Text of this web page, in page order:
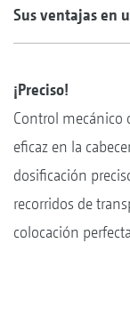
Sus ventajas en
¡Preciso!
Control mecánico
eficaz en la
dosificación
recorridos de
colocación